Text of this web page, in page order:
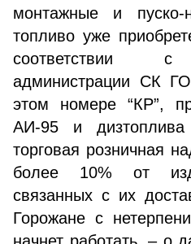
монтажные и пуско-
топливо уже
соответствии с
администрации СК
этом номере “КР”,
АИ-95 и дизтоплива
торговая розничная
более 10% от
связанных с их
Горожане с